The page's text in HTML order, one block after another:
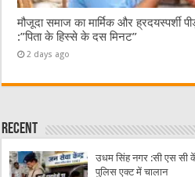
मौजूदा समाज का मार्मिक और ह्रदयस्पर्शी
:”पिता के हिस्से के दस मिनट”
2 days ago
Recent
उधम सिंह नगर :सी एस सी
पुलिस एक्ट में चालान